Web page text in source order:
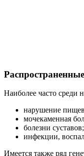
Наиболее часто среди
нарушение
мочекаменная
болезни суставов;
инфекции,
Имеется также ряд